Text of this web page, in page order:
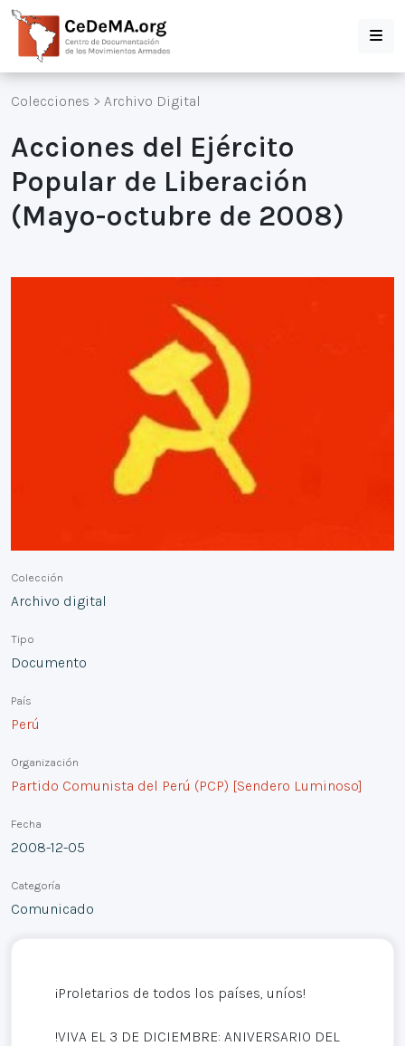
Colecciones > Archivo Digital
Acciones del Ejército
Popular de Liberación
(Mayo-octubre de 2008)
Colección
Archivo digital
Tipo
Documento
País
Perú
Organización
Partido Comunista del Perú (PCP) [Sendero Luminoso]
Fecha
2008-12-05
Categoría
Comunicado
¡Proletarios de todos los países, uníos!
!VIVA EL 3 DE DICIEMBRE: ANIVERSARIO DEL